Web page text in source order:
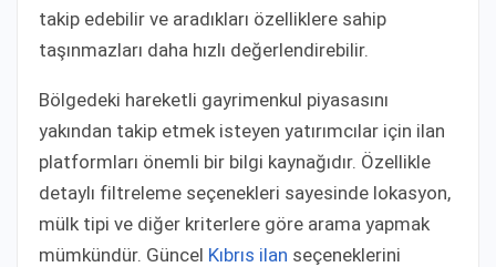
takip edebilir ve aradıkları özelliklere sahip
taşınmazları daha hızlı değerlendirebilir.
Bölgedeki hareketli gayrimenkul piyasasını
yakından takip etmek isteyen yatırımcılar için ilan
platformları önemli bir bilgi kaynağıdır. Özellikle
detaylı filtreleme seçenekleri sayesinde lokasyon,
mülk tipi ve diğer kriterlere göre arama yapmak
mümkündür. Güncel Kıbrıs ilan seçeneklerini